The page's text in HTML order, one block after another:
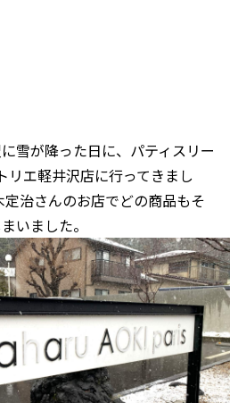
雪が降った日に、パティスリー
リエ軽井沢店に行ってきまし
治さんのお店でどの商品もそ
いました。